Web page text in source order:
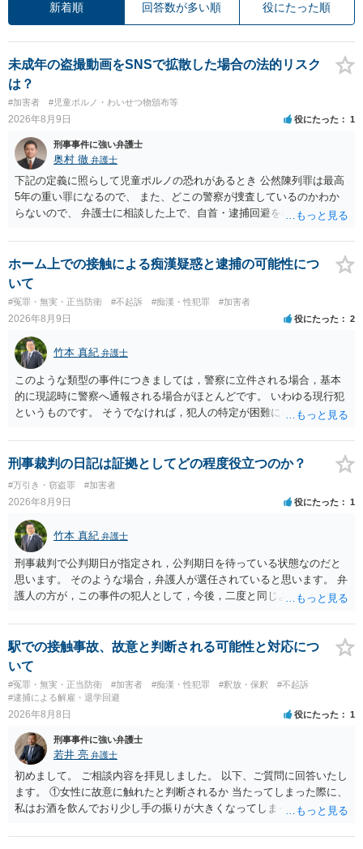
新着順 回答数が多い順 役にたった順
未成年の盗撮動画をSNSで拡散した場合の法的リスク
は？
#加害者 #児童ポルノ・わいせつ物頒布等
2026年8月9日 役にたった 1
刑事事件に強い弁護士
奥村 徹 弁護士
下記の定義に照らして児童ポルノの恐れがあるとき 公然陳列罪は最高
5年の重い罪になるので、 また、どこの警察が捜査しているのかわか
らないので、 弁護士に相談した上で、自首・逮捕回避を検討して下さ
童の性的な部位（性器等若しくはその周辺部、臀でん部又は胸部をい
う。）が露出され又は強調されているものであり、かつ、性欲を興奮
させ又は刺激するもの
ホーム上での接触による痴漢疑惑と逮捕の可能性につ
いて
#冤罪・無実・正当防衛 #不起訴 #痴漢・性犯罪 #加害者
2026年8月9日 役にたった 2
竹本 真紀 弁護士
このような類型の事件につきましては，警察に立件される場合，基本
的に現認時に警察へ通報される場合がほとんどです。 いわゆる現行犯
というものです。 そうでなければ，犯人の特定が困難になってしまい
（事件性）とともに，誰の行為かの判断がされる（犯人性）が必要な
のですが，現認時に警察が臨場できる場合以外は，基本的に犯人性を
特定することができません。もちろん，常習性が顕著で，既に前科を
有していて警察に把握されていれば別ですが，そのような方は，この
ような場所に質問を掲げてくることはありません。心配・不安になる
ことはよくわかるのですが，心配・不安を感じている方は，警察に把
握されていることがありませんので，犯人性が特定されることはあり
ません。したがって，自分が犯人であるとされることはないのです。
ですから，相談者の場合は，大丈夫です。安心してください。それで
は，①～③に答えます。 ①について 腕の動き，女性への向かい方をみ
れば，酔っていて偶然の出来事か，意図的に偶然を装うように触った
のかは，わかります。触る瞬間ではなくて，触るまでの状況の方が重
要です。酔っていてふらついていたのであれば，そのときだけふらつ
いているわけではありません。腕の振り方も，そのときだけ偶然大き
くなるわけではありません。ですから，本件では，意図的だと疑われ
ることはないと思います。その雰囲気は，当たってしまった女性にも
伝わっていたのでしょう。ですから大丈夫です。なお，故意は，主観
面の話なので，防犯カメラの映像で決められることはありません。本
人の話（故意を否認する話）が実際の状況と矛盾しないかだけの話で
す。 ②について 犯人性が特定できませんから，逮捕や呼出の可能性は
ないと思います。 ③について ②がないので，③はそもそもないことが
前提なので，期間も考えなくて大丈夫です。 というわけで，本件は大
丈夫ですから，今後，同じような不安に襲われることがないように気
をつけてくださいね。それが一番大事です。
刑事裁判の日記は証拠としてどの程度役立つのか？
#万引き・窃盗罪 #加害者
2026年8月9日 役にたった 1
竹本 真紀 弁護士
刑事裁判で公判期日が指定され，公判期日を待っている状態なのだと
思います。 そのような場合，弁護人が選任されていると思います。 弁
護人の方が，この事件の犯人として，今後，二度と同じような犯罪を
いかアドバイスしてくれると思います。そして，書いた内容は，被告
人質問などで活用されることになると思います。 裁判のためだけに記
録するわけではないかもしれませんが，「裁判において証拠として利
用できる可能性があれば」と考えているのであれば，本件について証
拠も見て内容を把握している，弁護人の方と相談して書く内容を打ち
合わせて進めるのが，裁判の観点では一番効果的だと思います。 適応
状に関しての話になると思いますので，弁護人の方と相談してみまし
ょう。
駅での接触事故、故意と判断される可能性と対応につ
いて
#冤罪・無実・正当防衛 #加害者 #痴漢・性犯罪 #釈放・保釈
#不起訴
#逮捕による解雇・退学回避
2026年8月8日 役にたった 1
刑事事件に強い弁護士
若井 亮 弁護士
初めまして。 ご相談内容を拝見しました。 以下、ご質問に回答いたし
ます。 ①女性に故意に触れたと判断されるか 当たってしまった際に、
私はお酒を飲んでおり少し手の振りが大きくなってしまっていたこと
いた場合、故意だと判定されやすいのでしょうか？ お伺いする限り、